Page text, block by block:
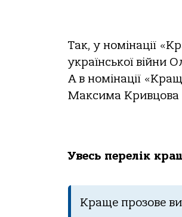
Так, у номінації
української війни
А в номінації
Максима Кривцова
Увесь перелік
Краще прозове